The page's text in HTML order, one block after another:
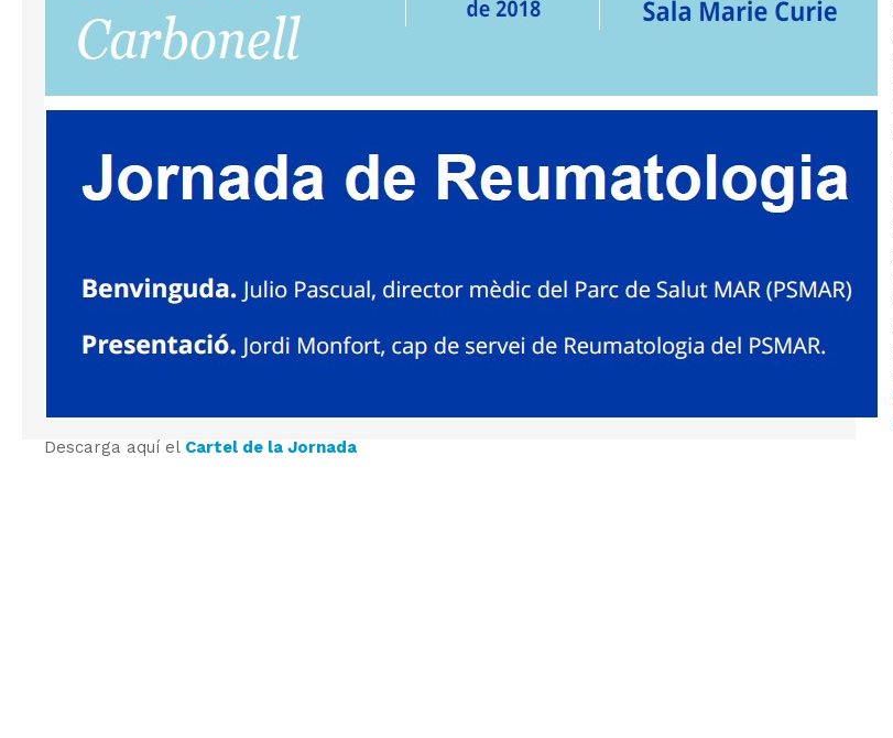
Descarga aquí el Cartel de la Jornada